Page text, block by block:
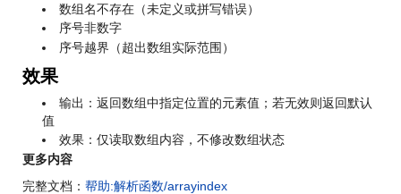
数组名不存在（未定义或拼写错误）
序号非数字
序号越界（超出数组实际范围）
效果
输出：返回数组中指定位置的元素值；若无效则返回默认
值
效果：仅读取数组内容，不修改数组状态
更多内容
完整文档： 帮助:解析函数/arrayindex